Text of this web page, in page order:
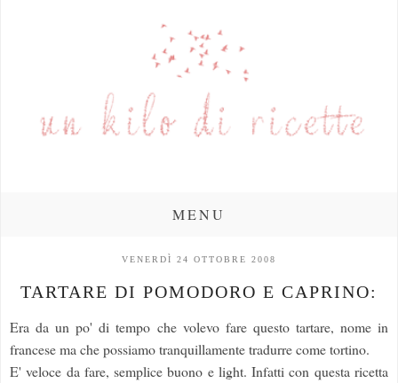
MENU
VENERDÌ 24 OTTOBRE 2008
TARTARE DI POMODORO E CAPRINO:
Era da un po' di tempo che volevo fare questo tartare, nome in
francese ma che possiamo tranquillamente tradurre come tortino.
E' veloce da fare, semplice buono e light. Infatti con questa ricetta